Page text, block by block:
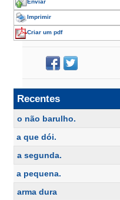
Enviar
Imprimir
Criar um pdf
Recentes
o não barulho.
a que dói.
a segunda.
a pequena.
arma dura